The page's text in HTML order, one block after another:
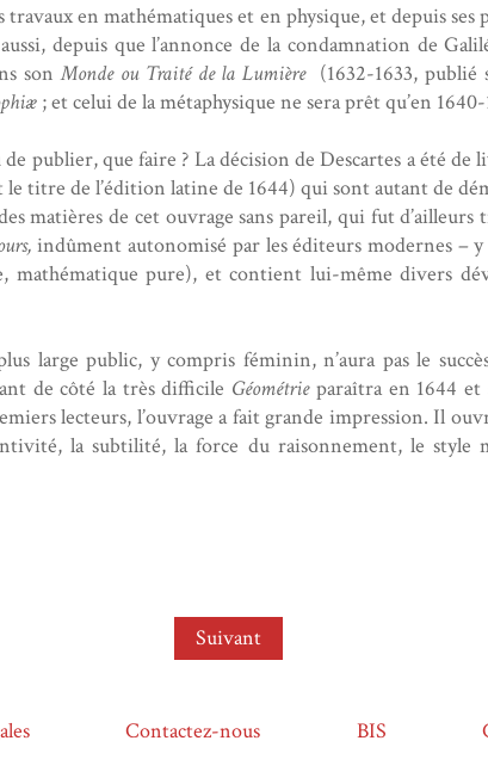
en mathématiques et en physique, et depuis
depuis que l’annonce de la condamnation de
sonMonde ou Traité de la Lumière(1632-1633, publié
; et celui de la métaphysique ne sera prêt qu’en 1640-
publier, que faire ? La décision de Descartes a été de
le titre de l’édition latine de 1644) qui sont autant de
matières de cet ouvrage sans pareil, qui fut
indûment autonomisé par les éditeurs modernes –
mathématique pure), et contient lui-même divers
large public, y compris féminin, n’aura pas le
de côté la très difficile Géométrieparaîtra en 1644 et
lecteurs, l’ouvrage a fait grande impression. Il
la subtilité, la force du raisonnement, le style
Suivant
Contactez-nous BIS